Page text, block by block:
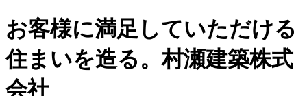
お客様に満足していただける
住まいを造る。村瀬建築株式
会社